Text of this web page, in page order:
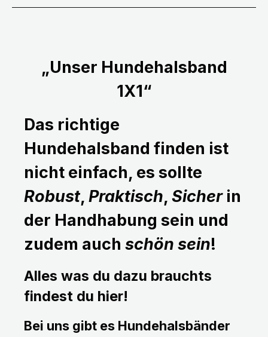
„Unser Hundehalsband
1X1“
Das richtige
Hundehalsband finden ist
nicht einfach, es sollte
Robust, Praktisch, Sicherin
der Handhabung sein und
zudem auch schön sein!
Alles was du dazu brauchts
findest du hier!
Bei uns gibt es Hundehalsbänder